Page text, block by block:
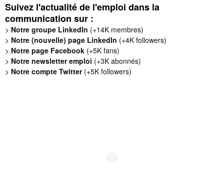
Suivez l'actualité de l'emploi dans la
communication sur :
> Notre groupe LinkedIn (+14K membres)
> Notre (nouvelle) page LinkedIn (+4K followers)
> Notre page Facebook (+5K fans)
> Notre newsletter emploi (+3K abonnés)
> Notre compte Twitter(+5K followers)